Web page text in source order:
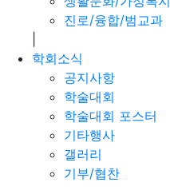
진로/융합/범교과
학회소식
공지사항
학술대회
학술대회 포스터
기타행사
갤러리
기부/협찬